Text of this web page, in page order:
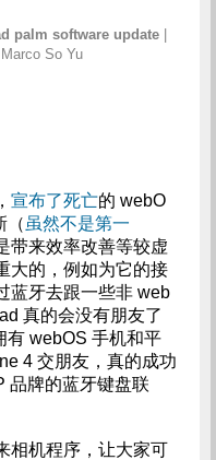
palm software update
So Yu
宣布了死亡的 webO
（ 虽然不是第一
带来效率改善等较虚
大的，例如为它的接
蓝牙去跟一些非 web
真的会没有朋友了
有 webOS 手机和平
4 交朋友，真的成功
品牌的蓝牙键盘联
相机程序，让大家可